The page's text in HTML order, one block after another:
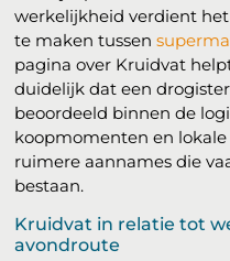
werkelijkheid verdient
te maken tussen
pagina over Kruidvat
duidelijk dat een
beoordeeld binnen de
koopmomenten en
ruimere aannames die
bestaan.
Kruidvat in relatie tot
avondroute